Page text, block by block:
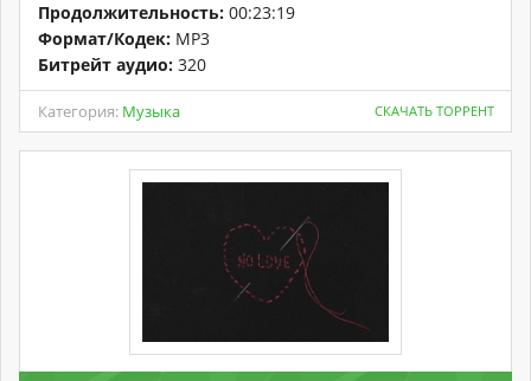
Продолжительность: 00:23:19
Формат/Кодек: MP3
Битрейт аудио: 320
Категория: Музыка СКАЧАТЬ ТОРРЕНТ